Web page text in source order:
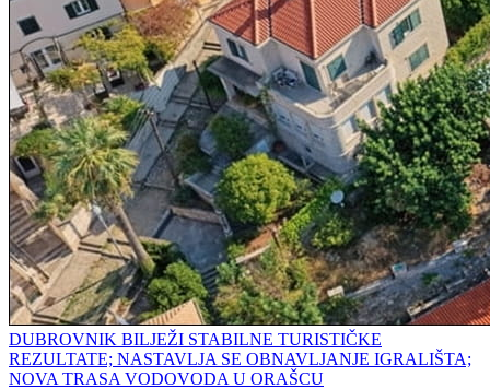
DUBROVNIK BILJEŽI STABILNE TURISTIČKE
REZULTATE; NASTAVLJA SE OBNAVLJANJE IGRALIŠTA;
NOVA TRASA VODOVODA U ORAŠCU